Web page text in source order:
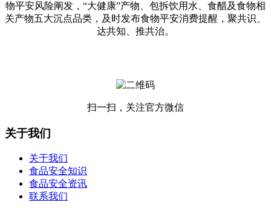
物平安风险阐发，“大健康”产物、包拆饮用水、食醋及食物相
关产物五大沉点品类，及时发布食物平安消费提醒，聚共识、
达共知、推共治。
扫一扫，关注官方微信
关于我们
关于我们
食品安全知识
食品安全资讯
联系我们